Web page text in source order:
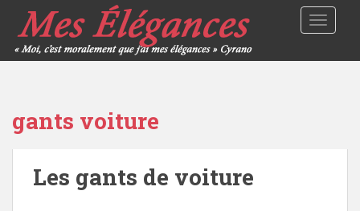
gants voiture
Les gants de voiture